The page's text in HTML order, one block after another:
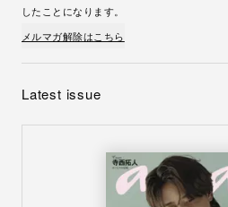
したことになります。
メルマガ解除はこちら
Latest issue